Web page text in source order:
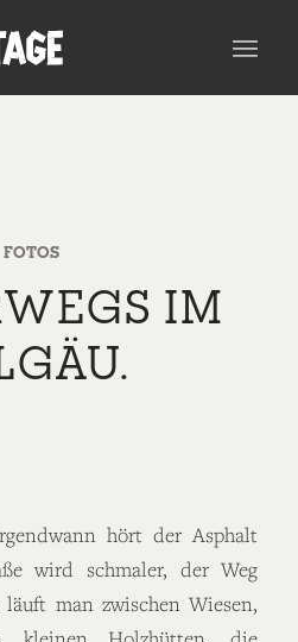
FOTOS
IM
hört der Asphalt
wird schmaler, der Weg
man zwischen Wiesen,